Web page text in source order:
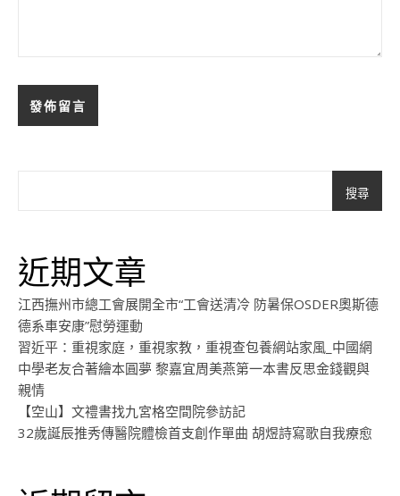
搜尋
近期文章
江西撫州市總工會展開全市“工會送清冷 防暑保OSDER奧斯德
德系車安康”慰勞運動
習近平：重視家庭，重視家教，重視查包養網站家風_中國網
中學老友合著繪本圓夢 黎嘉宜周美燕第一本書反思金錢觀與
親情
【空山】文禮書找九宮格空間院參訪記
32歲誕辰推秀傳醫院體檢首支創作單曲 胡煜詩寫歌自我療愈